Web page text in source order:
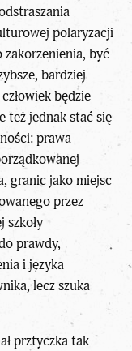
polaryzacji
zakorzenienia, być
bardziej
będzie
też jednak stać się
prawa
granic jako miejsc
przez
szkoły
prawdy,
i języka
lecz szuka
prztyczka tak